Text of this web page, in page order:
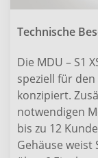
Technische
Die MDU – S1
speziell für den
konzipiert.
notwendigen
bis zu 12
Gehäuse weist